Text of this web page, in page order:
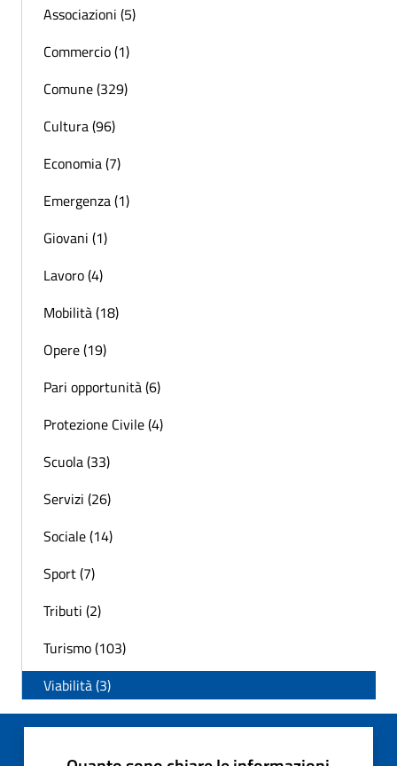
Associazioni (5)
Commercio (1)
Comune (329)
Cultura (96)
Economia (7)
Emergenza (1)
Giovani (1)
Lavoro (4)
Mobilità (18)
Opere (19)
Pari opportunità (6)
Protezione Civile (4)
Scuola (33)
Servizi (26)
Sociale (14)
Sport (7)
Tributi (2)
Turismo (103)
Viabilità (3)